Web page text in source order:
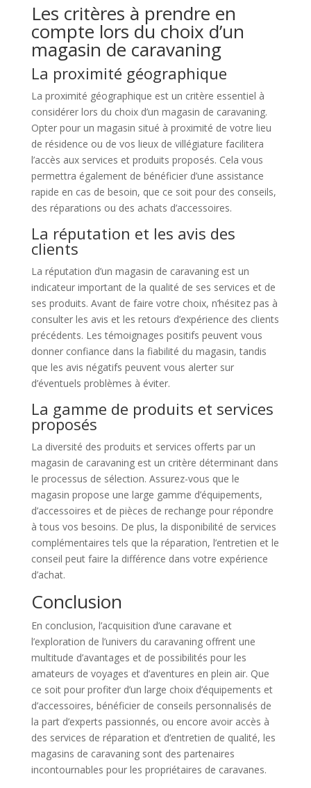
Les critères à prendre en
compte lors du choix d’un
magasin de caravaning
La proximité géographique
La proximité géographique est un critère essentiel à
considérer lors du choix d’un magasin de caravaning.
Opter pour un magasin situé à proximité de votre lieu
de résidence ou de vos lieux de villégiature facilitera
l’accès aux services et produits proposés. Cela vous
permettra également de bénéficier d’une assistance
rapide en cas de besoin, que ce soit pour des conseils,
des réparations ou des achats d’accessoires.
La réputation et les avis des
clients
La réputation d’un magasin de caravaning est un
indicateur important de la qualité de ses services et de
ses produits. Avant de faire votre choix, n’hésitez pas à
consulter les avis et les retours d’expérience des clients
précédents. Les témoignages positifs peuvent vous
donner confiance dans la fiabilité du magasin, tandis
que les avis négatifs peuvent vous alerter sur
d’éventuels problèmes à éviter.
La gamme de produits et services
proposés
La diversité des produits et services offerts par un
magasin de caravaning est un critère déterminant dans
le processus de sélection. Assurez-vous que le
magasin propose une large gamme d’équipements,
d’accessoires et de pièces de rechange pour répondre
à tous vos besoins. De plus, la disponibilité de services
complémentaires tels que la réparation, l’entretien et le
conseil peut faire la différence dans votre expérience
d’achat.
Conclusion
En conclusion, l’acquisition d’une caravane et
l’exploration de l’univers du caravaning offrent une
multitude d’avantages et de possibilités pour les
amateurs de voyages et d’aventures en plein air. Que
ce soit pour profiter d’un large choix d’équipements et
d’accessoires, bénéficier de conseils personnalisés de
la part d’experts passionnés, ou encore avoir accès à
des services de réparation et d’entretien de qualité, les
magasins de caravaning sont des partenaires
incontournables pour les propriétaires de caravanes.